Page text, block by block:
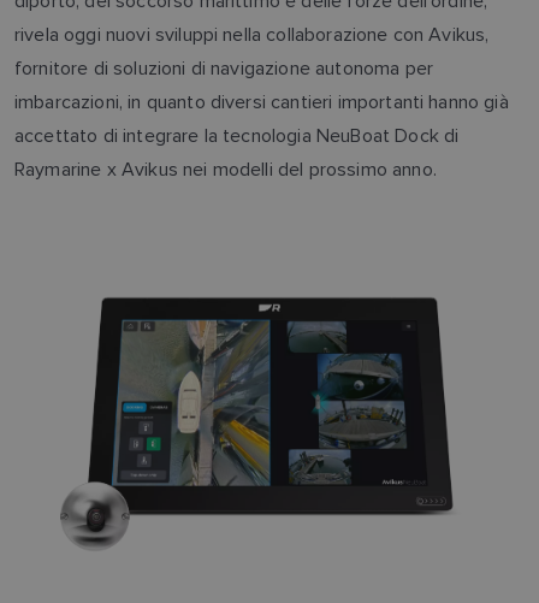
rivela oggi nuovi sviluppi nella collaborazione con Avikus,
fornitore di soluzioni di navigazione autonoma per
imbarcazioni, in quanto diversi cantieri importanti hanno già
accettato di integrare la tecnologia NeuBoat Dock di
Raymarine x Avikus nei modelli del prossimo anno.